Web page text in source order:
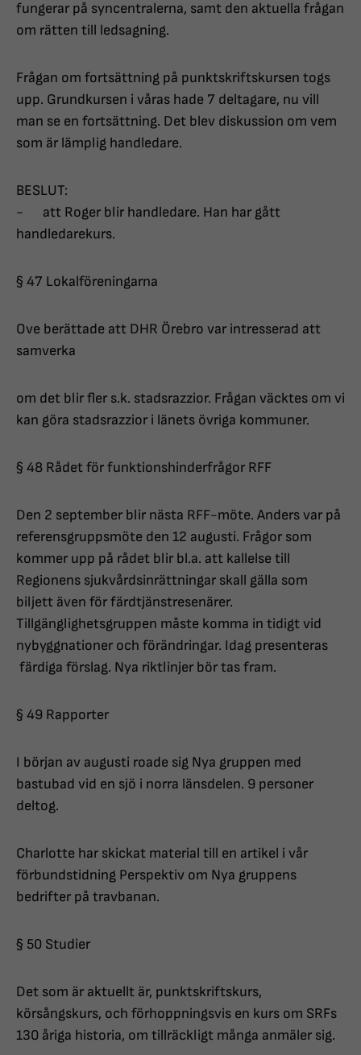
fungerar på syncentralerna, samt den aktuella frågan
om rätten till ledsagning.
Frågan om fortsättning på punktskriftskursen togs
upp. Grundkursen i våras hade 7 deltagare, nu vill
man se en fortsättning. Det blev diskussion om vem
som är lämplig handledare.
BESLUT:
- att Roger blir handledare. Han har gått
handledarekurs.
§ 47 Lokalföreningarna
Ove berättade att DHR Örebro var intresserad att
samverka
om det blir fler s.k. stadsrazzior. Frågan väcktes om vi
kan göra stadsrazzior i länets övriga kommuner.
§ 48 Rådet för funktionshinderfrågor RFF
Den 2 september blir nästa RFF-möte. Anders var på
referensgruppsmöte den 12 augusti. Frågor som
kommer upp på rådet blir bl.a. att kallelse till
Regionens sjukvårdsinrättningar skall gälla som
biljett även för färdtjänstresenärer.
Tillgänglighetsgruppen måste komma in tidigt vid
nybyggnationer och förändringar. Idag presenteras
färdiga förslag. Nya riktlinjer bör tas fram.
§ 49 Rapporter
I början av augusti roade sig Nya gruppen med
bastubad vid en sjö i norra länsdelen. 9 personer
deltog.
Charlotte har skickat material till en artikel i vår
förbundstidning Perspektiv om Nya gruppens
bedrifter på travbanan.
§ 50 Studier
Det som är aktuellt är, punktskriftskurs,
körsångskurs, och förhoppningsvis en kurs om SRFs
130 åriga historia, om tillräckligt många anmäler sig.